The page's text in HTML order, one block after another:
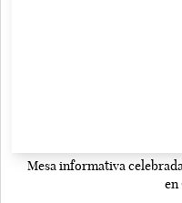
Mesa informativa
en